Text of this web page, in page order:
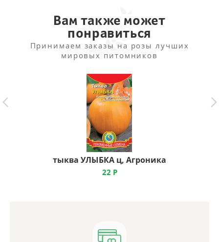
Вам также может
понравиться
Принимаем заказы на розы лучших
мировых питомников
тыква УЛЫБКА ц, Агроника
22 Р